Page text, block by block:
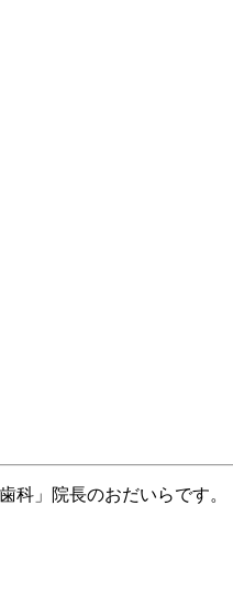
科」院長のおだいらです